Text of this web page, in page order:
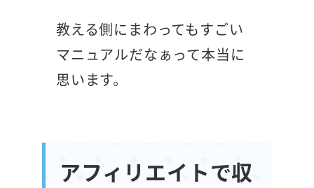
教える側にまわってもすごい
マニュアルだなぁって本当に
思います。
アフィリエイトで収